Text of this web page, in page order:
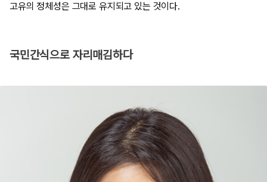
고유의 정체성은 그대로 유지되고 있는 것이다.
국민간식으로 자리매김하다